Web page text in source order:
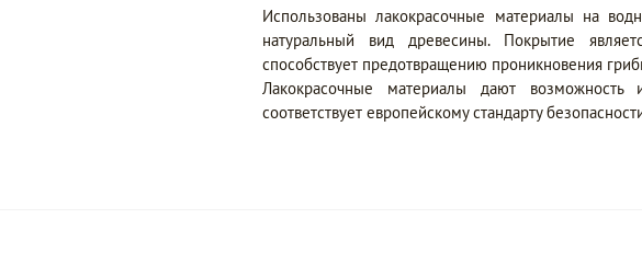
Использованы лакокрасочные материалы на
натуральный вид древесины. Покрытие
способствует предотвращению проникновения
Лакокрасочные материалы дают возможность
соответствует европейскому стандарту